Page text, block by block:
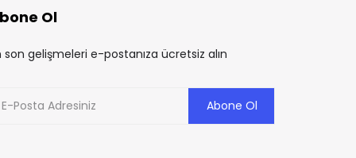
Ol
son gelişmeleri e-postanıza ücretsiz alın